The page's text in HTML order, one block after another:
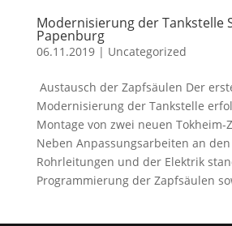
Modernisierung der Tankstelle
Papenburg
06.11.2019| Uncategorized
Austausch der Zapfsäulen Der
Modernisierung der Tankstelle
Montage von zwei neuen Tokheim-
Neben Anpassungsarbeiten an
Rohrleitungen und der Elektrik
Programmierung der Zapfsäulen